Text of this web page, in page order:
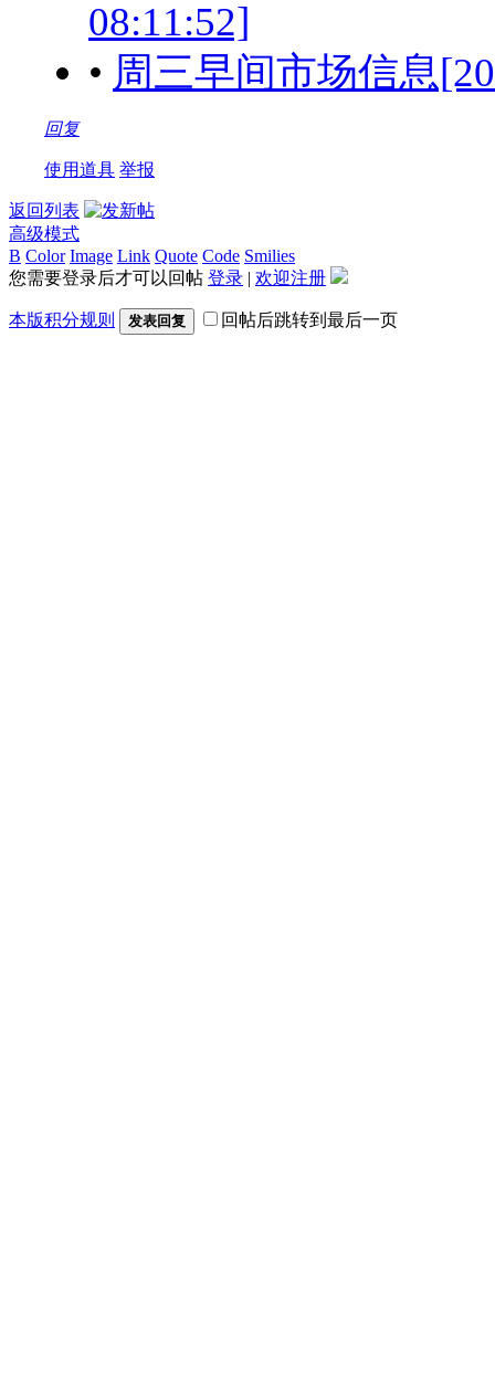
08:11:52]
• 周三早间市场信息
回复
使用道具 举报
返回列表
高级模式
B Color Image Link Quote Code Smilies
您需要登录后才可以回帖 登录 | 欢迎注册
本版积分规则 发表回复 回帖后跳转到最后一页